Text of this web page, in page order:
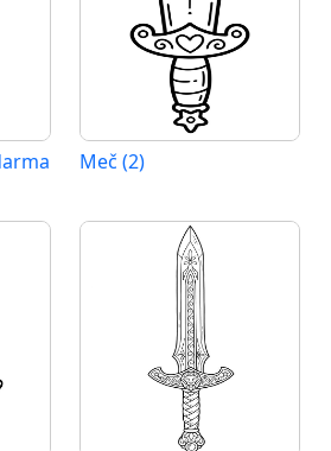
Meč (2)